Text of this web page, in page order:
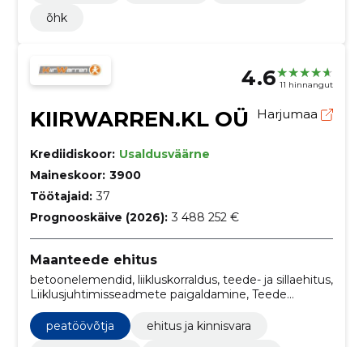
õhk
4.6 11 hinnangut
KIIRWARREN.KL OÜ Harjumaa
Krediidiskoor: Usaldusväärne
Maineskoor: 3900
Töötajaid: 37
Prognooskäive (2026): 3 488 252 €
Maanteede ehitus
betoonelemendid, liikluskorraldus, teede- ja sillaehitus,
Liiklusjuhtimisseadmete paigaldamine, Teede
juhtimis-, ohutus- või signalisatsiooniseadmed,
Süsteemihalduse tarkvarapakett, Tarkvaraga seotud
teenused, Teemärkide paigaldamine, Märgid ja sildid,
peatöövõtja
ehitus ja kinnisvara